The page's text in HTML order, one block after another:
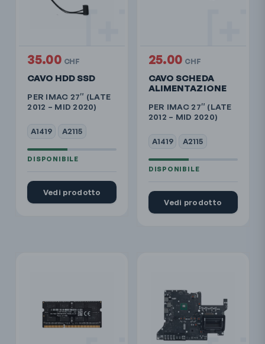
CAVO HDD SSD
PER IMAC 27″ (LATE
2012 – MID 2020)
A1419 A2115
35.00 CHF
Vedi prodotto
CAVO SCHEDA
ALIMENTAZIONE
PER IMAC 27″ (LATE
2012 – MID 2020)
A1419 A2115
25.00 CHF
Vedi prodotto